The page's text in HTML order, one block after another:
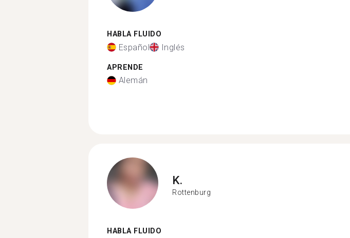
HABLA FLUIDO
Español Inglés
APRENDE
Alemán
K.
Rottenburg
HABLA FLUIDO